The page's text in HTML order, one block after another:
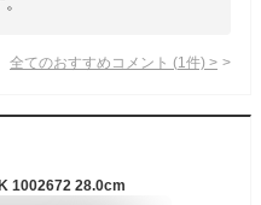
全てのおすすめコメント (1 件) >
1002672 28.0cm